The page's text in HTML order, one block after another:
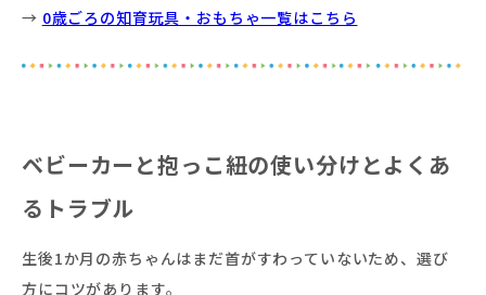
→ 0歳ごろの知育玩具・おもちゃ一覧はこちら
ベビーカーと抱っこ紐の使い分けとよくあ
るトラブル
生後1か月の赤ちゃんはまだ首がすわっていないため、選び
方にコツがあります。